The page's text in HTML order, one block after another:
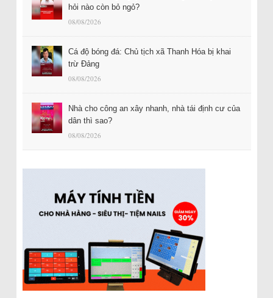
hỏi nào còn bỏ ngỏ?
08/08/2026
Cá độ bóng đá: Chủ tịch xã Thanh Hóa bị khai
trừ Đảng
08/08/2026
Nhà cho công an xây nhanh, nhà tái định cư của
dân thì sao?
08/08/2026